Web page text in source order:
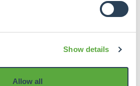
Show details
Allow all